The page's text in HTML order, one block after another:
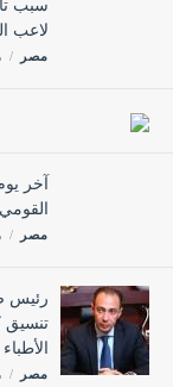
لاعب
مصر
آخر
مصر
رئيس
تنسيق
الأطباء
مصر